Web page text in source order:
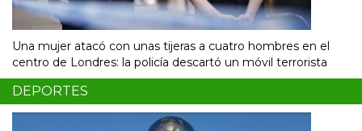
Una mujer atacó con unas tijeras a cuatro hombres en el
centro de Londres: la policía descartó un móvil terrorista
DEPORTES